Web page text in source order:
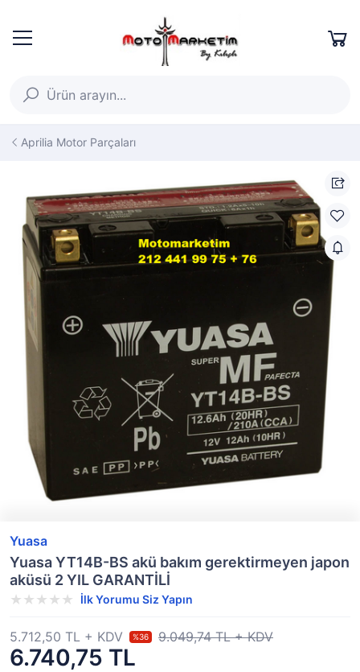
Aprilia Motor Parçaları
Yuasa
Yuasa YT14B-BS akü bakım gerektirmeyen japon
aküsü 2 YIL GARANTİLİ
İlk Yorumu Siz Yapın
6.740,75 TL
5.712,50 TL + KDV %36 9.049,74 TL + KDV